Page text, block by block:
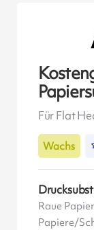
Für Flat
Wachs
Raue
Papiere/